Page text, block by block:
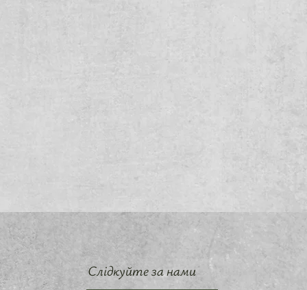
Слідкуйте за нами